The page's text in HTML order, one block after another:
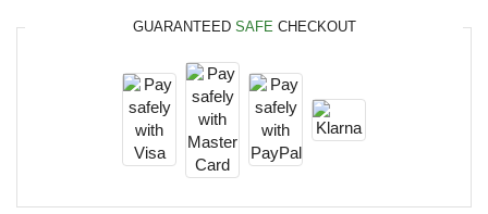
GUARANTEED SAFE CHECKOUT